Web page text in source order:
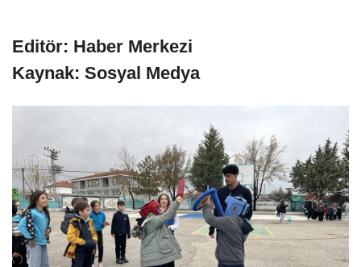
Editör: Haber Merkezi
Kaynak: Sosyal Medya